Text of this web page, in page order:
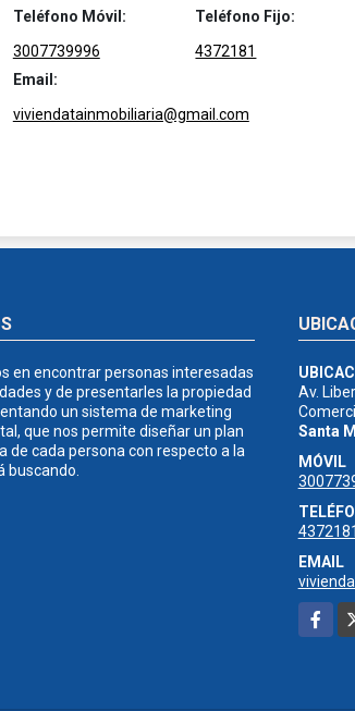
Teléfono Móvil:
3007739996
Teléfono Fijo:
4372181
Email:
viviendatainmobiliaria@gmail.com
en encontrar personas interesadas
y de presentarles la propiedad
un sistema de marketing
que nos permite diseñar un plan
de cada persona con respecto a la
buscando.
Av.
Santa
MÓVIL
4372181
EMAIL